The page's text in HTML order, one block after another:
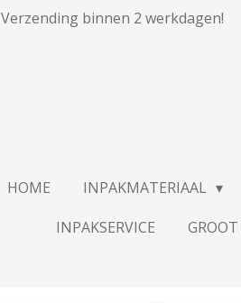
Verzending binnen 2 werkdagen!
HOME INPAKMATERIAAL
INPAKSERVICE